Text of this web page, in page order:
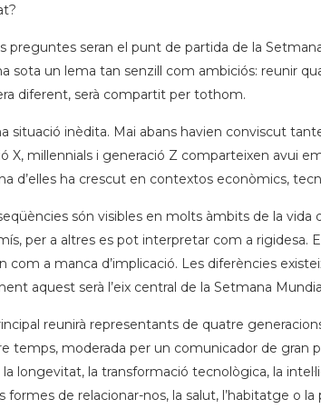
preguntes seran el punt de partida de la
sota un lema tan senzill com ambiciós: reunir
diferent, serà compartit per tothom.
situació inèdita. Mai abans havien conviscut
X, millennials i generació Z comparteixen avui
d’elles ha crescut en contextos econòmics,
són visibles en molts àmbits de la
per a altres es pot interpretar com a rigidesa.
com a manca d’implicació. Les diferències
aquest serà l’eix central de la Setmana
reunirà representants de quatre
temps, moderada per un comunicador de gran
longevitat, la transformació tecnològica, la
formes de relacionar-nos, la salut, l’habitatge o